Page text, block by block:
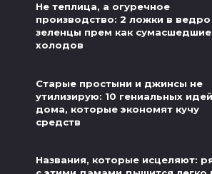
Не теплица, а огуречное
производство: 2 ложки в
зеленцы прем как
холодов
Старые простыни и джинсы не
утилизирую: 10 гениальных
дома, которые экономят кучу
средств
Названия, которые исцеляют: